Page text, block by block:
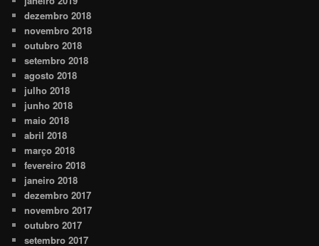
dezembro 2018
novembro 2018
outubro 2018
setembro 2018
agosto 2018
julho 2018
junho 2018
maio 2018
abril 2018
março 2018
fevereiro 2018
janeiro 2018
dezembro 2017
novembro 2017
outubro 2017
setembro 2017